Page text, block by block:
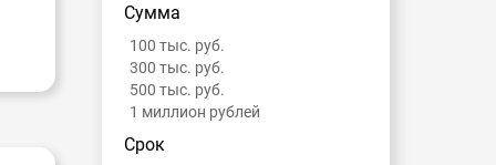
Сумма
100 тыс. руб.
300 тыс. руб.
500 тыс. руб.
1 миллион рублей
Срок